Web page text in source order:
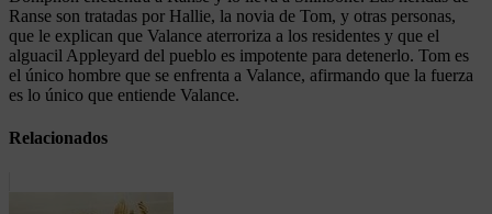
Ranse son tratadas por Hallie, la novia de Tom, y otras personas,
que le explican que Valance aterroriza a los residentes y que el
alguacil Appleyard del pueblo es impotente para detenerlo. Tom es
el único hombre que se enfrenta a Valance, afirmando que la fuerza
es lo único que entiende Valance.
Relacionados